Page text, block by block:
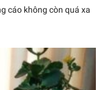
cáo không còn quá xa